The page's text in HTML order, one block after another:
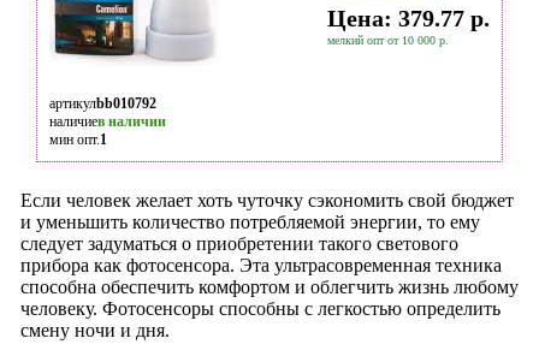
Цена: 379.77 р.
мелкий опт от 10 000 р.
артикулbb010792
наличиев наличии
мин опт.1
Если человек желает хоть чуточку сэкономить свой бюджет
и уменьшить количество потребляемой энергии, то ему
следует задуматься о приобретении такого светового
прибора как фотосенсора. Эта ультрасовременная техника
способна обеспечить комфортом и облегчить жизнь любому
человеку. Фотосенсоры способны с легкостью определить
смену ночи и дня.